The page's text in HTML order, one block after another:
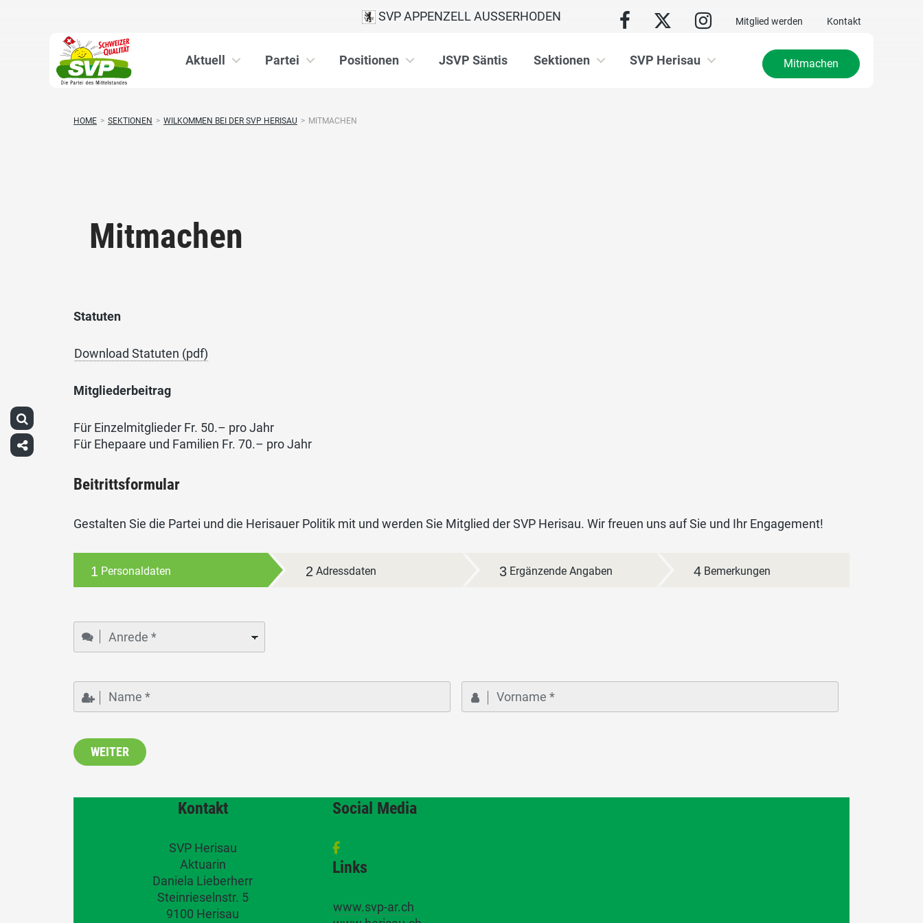
Mitglied werden Kontakt
SVP APPENZELL AUSSERHODEN
Aktuell Partei Positionen JSVP Säntis Sektionen SVP Herisau Mitmachen
HOME > SEKTIONEN > WILKOMMEN BEI DER SVP HERISAU > MITMACHEN
Mitmachen
Statuten
Download Statuten (pdf)
Mitgliederbeitrag
Für Einzelmitglieder Fr. 50.– pro Jahr
Für Ehepaare und Familien Fr. 70.– pro Jahr
Beitrittsformular
Gestalten Sie die Partei und die Herisauer Politik mit und werden Sie Mitglied der SVP Herisau. Wir freuen uns auf Sie und Ihr Engagement!
1 Personaldaten 2 Adressdaten 3 Ergänzende Angaben 4 Bemerkungen
Kontakt
SVP Herisau
Aktuarin
Daniela Lieberherr
Steinrieselnstr. 5
9100 Herisau
Social Media
Links
www.svp-ar.ch